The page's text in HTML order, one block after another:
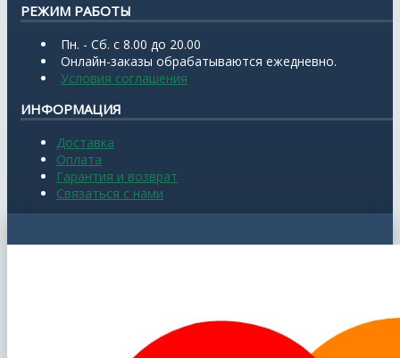
РЕЖИМ РАБОТЫ
Пн. - Сб. с 8.00 до 20.00
Онлайн-заказы обрабатываются ежедневно.
Условия соглашения
ИНФОРМАЦИЯ
Доставка
Оплата
Гарантия и возврат
Связаться с нами